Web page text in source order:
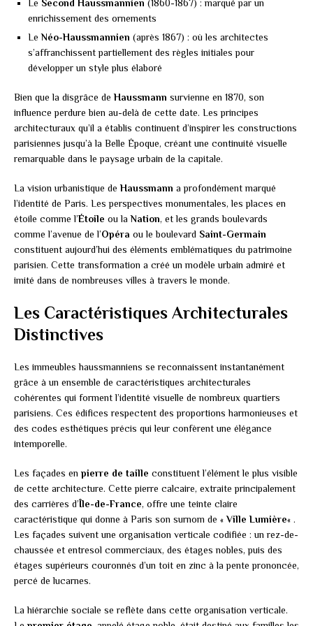
Le Second Haussmannien (1860-1867) : marqué par un
enrichissement des ornements
LeNéo-Haussmannien (après 1867) : où les architectes
s’affranchissent partiellement des règles initiales pour
développer un style plus élaboré
Bien que la disgrâce deHaussmann survienne en 1870, son
influence perdure bien au-delà de cette date. Les principes
architecturaux qu’il a établis continuent d’inspirer les constructions
parisiennes jusqu’à la Belle Époque, créant une continuité visuelle
remarquable dans le paysage urbain de la capitale.
La vision urbanistique deHaussmann a profondément marqué
l’identité de Paris. Les perspectives monumentales, les places en
étoile comme l’Étoile ou laNation, et les grands boulevards
comme l’avenue de l’Opéra ou le boulevard Saint-Germain
constituent aujourd’hui des éléments emblématiques du patrimoine
parisien. Cette transformation a créé un modèle urbain admiré et
imité dans de nombreuses villes à travers le monde.
Les Caractéristiques Architecturales
Distinctives
Les immeubles haussmanniens se reconnaissent instantanément
grâce à un ensemble de caractéristiques architecturales
cohérentes qui forment l’identité visuelle de nombreux quartiers
parisiens. Ces édifices respectent des proportions harmonieuses et
des codes esthétiques précis qui leur confèrent une élégance
intemporelle.
Les façades en pierre de taille constituent l’élément le plus visible
de cette architecture. Cette pierre calcaire, extraite principalement
des carrières d’Île-de-France, offre une teinte claire
caractéristique qui donne à Paris son surnom de «Ville Lumière« .
Les façades suivent une organisation verticale codifiée : un rez-de-
chaussée et entresol commerciaux, des étages nobles, puis des
étages supérieurs couronnés d’un toit en zinc à la pente prononcée,
percé de lucarnes.
La hiérarchie sociale se reflète dans cette organisation verticale.